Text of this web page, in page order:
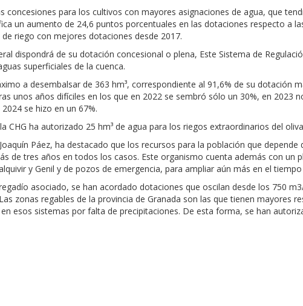
concesiones para los cultivos con mayores asignaciones de agua, que
un aumento de 24,6 puntos porcentuales en las dotaciones respecto a
riego con mejores dotaciones desde 2017.
dispondrá de su dotación concesional o plena, Este Sistema de
superficiales de la cuenca.
a desembalsar de 363 hm³, correspondiente al 91,6% de su dotación
unos años difíciles en los que en 2022 se sembró sólo un 30%, en 2023
se hizo en un 67%.
CHG ha autorizado 25 hm³ de agua para los riegos extraordinarios del
Páez, ha destacado que los recursos para la población que depende
de tres años en todos los casos. Este organismo cuenta además con un
y Genil y de pozos de emergencia, para ampliar aún más en el
asociado, se han acordado dotaciones que oscilan desde los 750
zonas regables de la provincia de Granada son las que tienen mayores
esos sistemas por falta de precipitaciones. De esta forma, se han